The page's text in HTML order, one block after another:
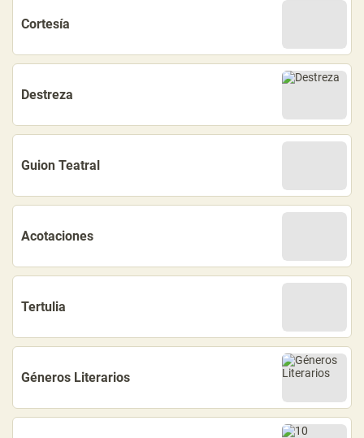
Cortesía
Destreza
Guion Teatral
Acotaciones
Tertulia
Géneros Literarios